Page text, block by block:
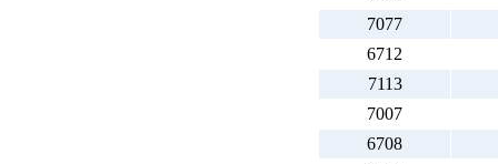
7077
6712
7113
7007
6708